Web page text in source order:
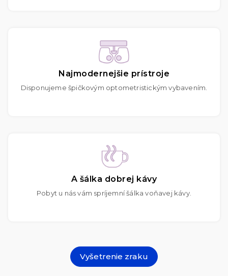
Najmodernejšie prístroje
Disponujeme špičkovým optometristickým vybavením.
A šálka dobrej kávy
Pobyt u nás vám spríjemní šálka voňavej kávy.
Vyšetrenie zraku